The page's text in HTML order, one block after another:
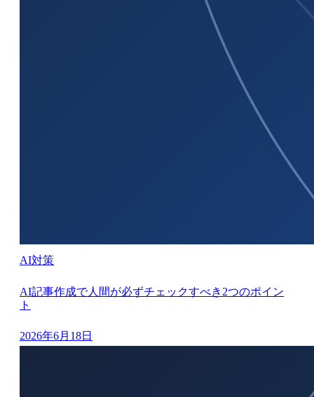
AI対策
AI記事作成で人間が必ずチェックすべき2つのポイン
ト
2026年6月18日